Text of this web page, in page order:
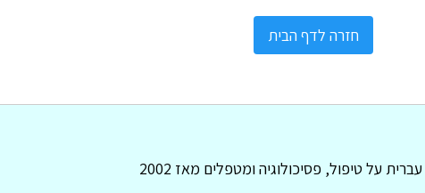
חזרה לדף הבית
על טיפול, פסיכולוגיה ומטפלים מאז 2002